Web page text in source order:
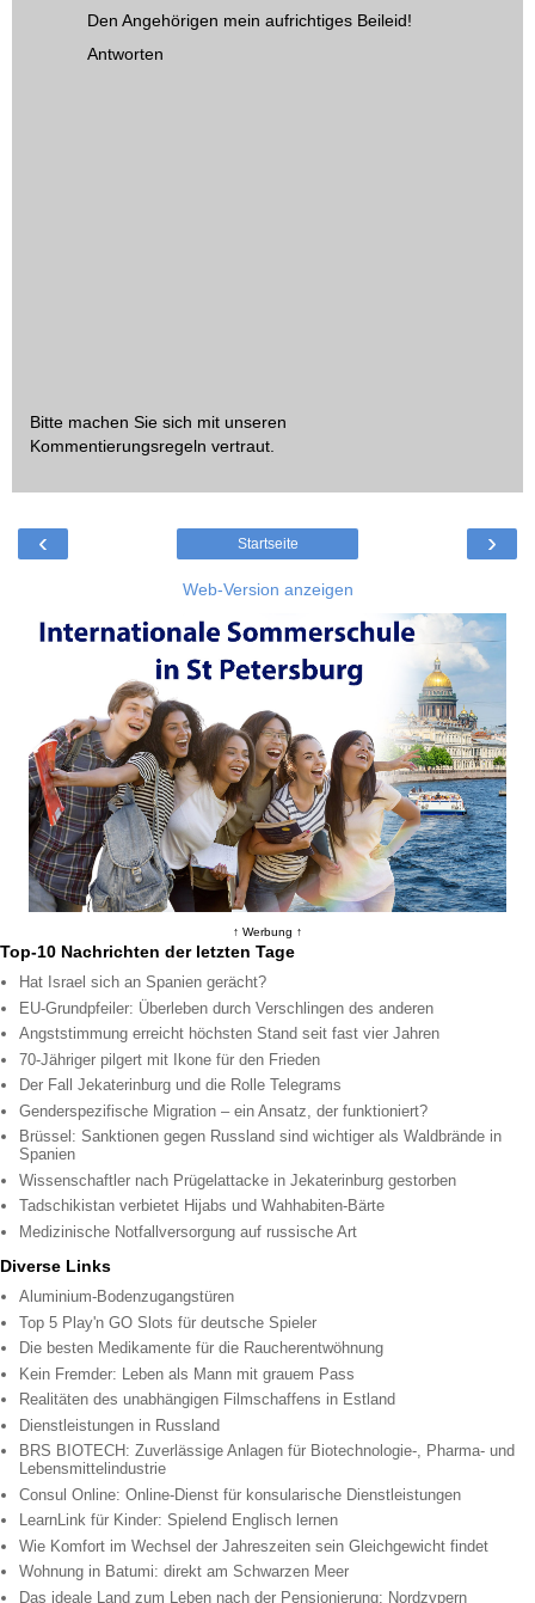
Den Angehörigen mein aufrichtiges Beileid!
Antworten
Bitte machen Sie sich mit unseren
Kommentierungsregeln vertraut.
‹ ›
Startseite
Web-Version anzeigen
↑ Werbung ↑
Top-10 Nachrichten der letzten Tage
Hat Israel sich an Spanien gerächt?
EU-Grundpfeiler: Überleben durch Verschlingen des anderen
Angststimmung erreicht höchsten Stand seit fast vier Jahren
70-Jähriger pilgert mit Ikone für den Frieden
Der Fall Jekaterinburg und die Rolle Telegrams
Genderspezifische Migration – ein Ansatz, der funktioniert?
Brüssel: Sanktionen gegen Russland sind wichtiger als Waldbrände in
Spanien
Wissenschaftler nach Prügelattacke in Jekaterinburg gestorben
Tadschikistan verbietet Hijabs und Wahhabiten-Bärte
Medizinische Notfallversorgung auf russische Art
Diverse Links
Aluminium-Bodenzugangstüren
Top 5 Play'n GO Slots für deutsche Spieler
Die besten Medikamente für die Raucherentwöhnung
Kein Fremder: Leben als Mann mit grauem Pass
Realitäten des unabhängigen Filmschaffens in Estland
Dienstleistungen in Russland
BRS BIOTECH: Zuverlässige Anlagen für Biotechnologie-, Pharma- und
Lebensmittelindustrie
Consul Online: Online-Dienst für konsularische Dienstleistungen
LearnLink für Kinder: Spielend Englisch lernen
Wie Komfort im Wechsel der Jahreszeiten sein Gleichgewicht findet
Wohnung in Batumi: direkt am Schwarzen Meer
Das ideale Land zum Leben nach der Pensionierung: Nordzypern